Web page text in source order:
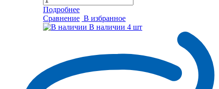
Подробнее
Сравнение В избранное
В наличии 4 шт